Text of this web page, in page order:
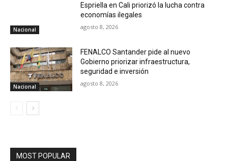
Nacional
Espriella en Cali priorizó la lucha contra
economías ilegales
agosto 8, 2026
Nacional
FENALCO Santander pide al nuevo
Gobierno priorizar infraestructura,
seguridad e inversión
agosto 8, 2026
MOST POPULAR